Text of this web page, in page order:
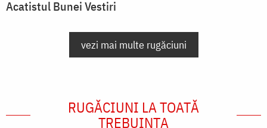
Acatistul Bunei Vestiri
vezi mai multe rugăciuni
RUGĂCIUNI LA TOATĂ
TREBUINȚA